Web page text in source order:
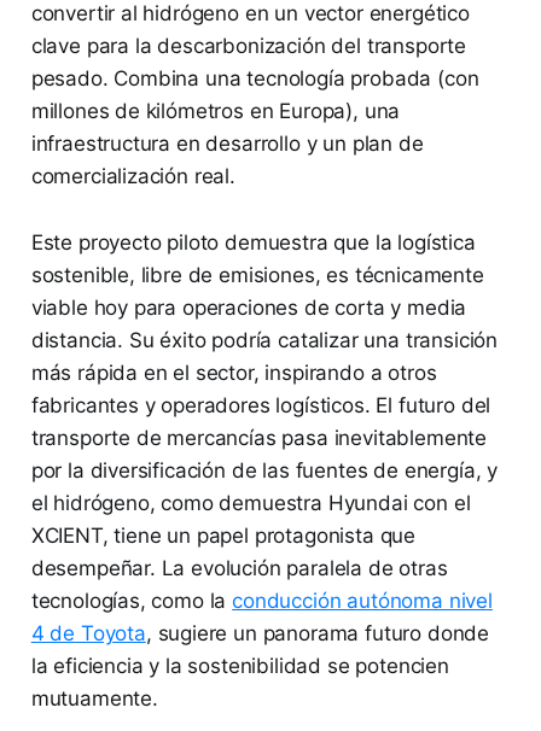
convertir al hidrógeno en un vector energético
clave para la descarbonización del transporte
pesado. Combina una tecnología probada (con
millones de kilómetros en Europa), una
infraestructura en desarrollo y un plan de
comercialización real.
Este proyecto piloto demuestra que la logística
sostenible, libre de emisiones, es técnicamente
viable hoy para operaciones de corta y media
distancia. Su éxito podría catalizar una transición
más rápida en el sector, inspirando a otros
fabricantes y operadores logísticos. El futuro del
transporte de mercancías pasa inevitablemente
por la diversificación de las fuentes de energía, y
el hidrógeno, como demuestra Hyundai con el
XCIENT, tiene un papel protagonista que
desempeñar. La evolución paralela de otras
tecnologías, como laconducción autónoma nivel
4 de Toyota, sugiere un panorama futuro donde
la eficiencia y la sostenibilidad se potencien
mutuamente.